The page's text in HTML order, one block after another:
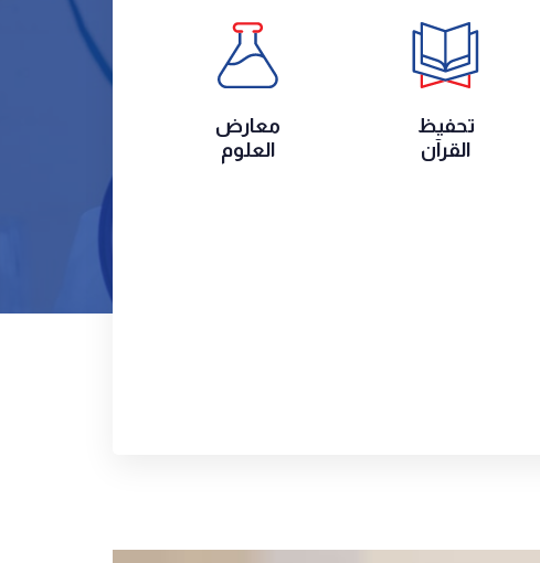
تحفيظ
القرآن
معارض
العلوم